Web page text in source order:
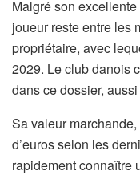
Malgré son
joueur reste entre les
propriétaire, avec
2029. Le club danois
dans ce dossier,
Sa valeur
d’euros selon les
rapidement connaître